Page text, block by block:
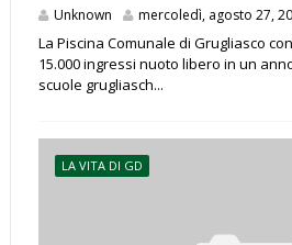
Unknown mercoledì, agosto 27,
La Piscina Comunale di Grugliasco
15.000 ingressi nuoto libero in un
scuole grugliasch...
LA VITA DI GD